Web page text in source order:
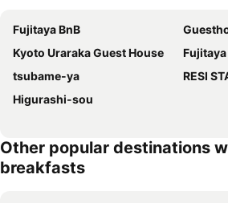
Fujitaya BnB
Kyoto Uraraka Guest House
tsubame-ya
RESI
Higurashi-sou
Other popular destinations
breakfasts